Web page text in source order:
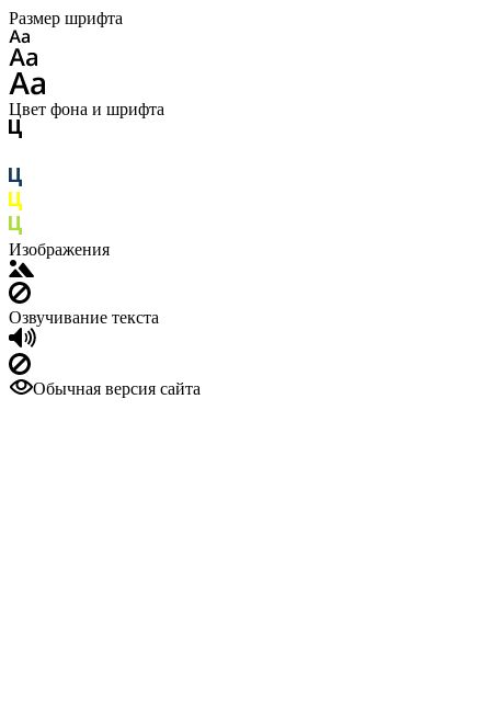
Размер шрифта
Цвет фона и шрифта
Изображения
Озвучивание текста
Обычная версия сайта